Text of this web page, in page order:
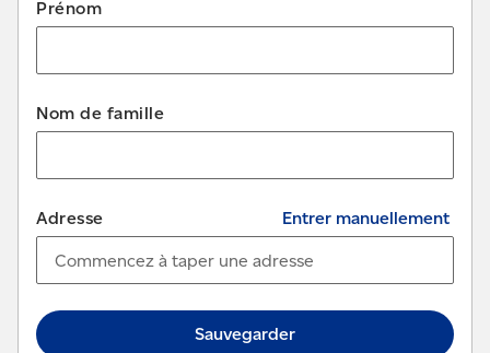
Prénom
Nom de famille
Adresse Entrer manuellement
Sauvegarder